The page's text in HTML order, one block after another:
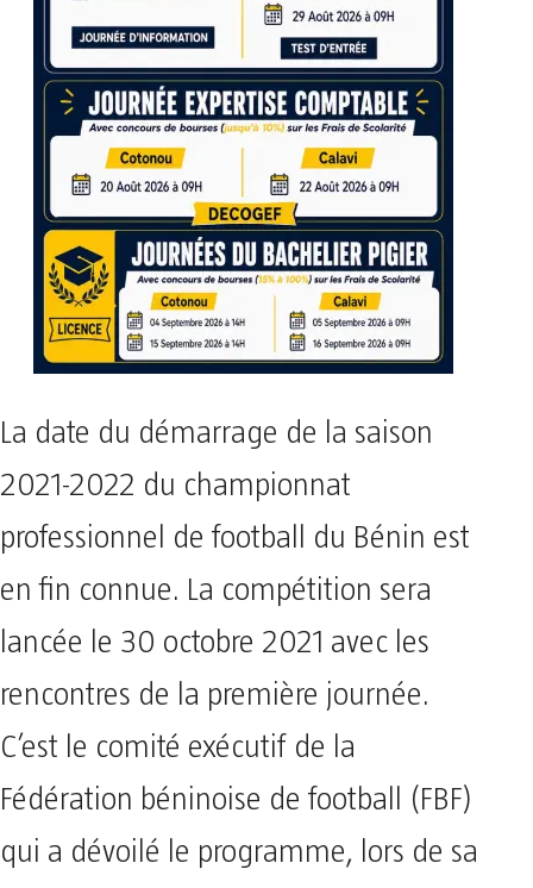
La date du démarrage de la saison
2021-2022 du championnat
professionnel de football du Bénin est
en fin connue. La compétition sera
lancée le 30 octobre 2021 avec les
rencontres de la première journée.
C’est le comité exécutif de la
Fédération béninoise de football (FBF)
qui a dévoilé le programme, lors de sa